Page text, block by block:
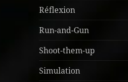
Réflexion
Run-and-Gun
Shoot-them-up
Simulation